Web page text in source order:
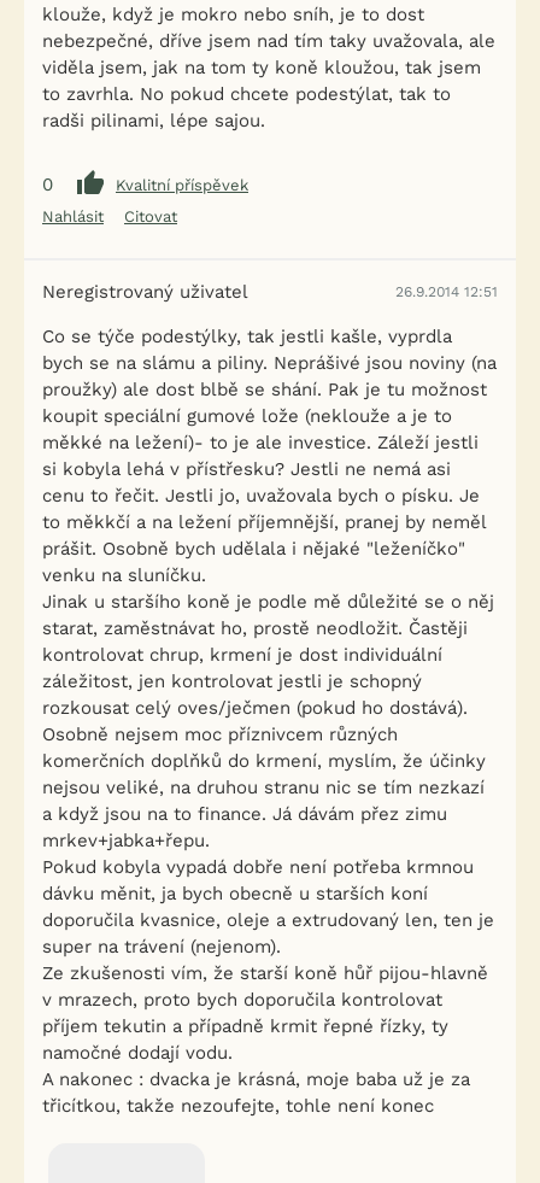
klouže, když je mokro nebo sníh, je to dost
nebezpečné, dříve jsem nad tím taky uvažovala, ale
viděla jsem, jak na tom ty koně kloužou, tak jsem
to zavrhla. No pokud chcete podestýlat, tak to
radši pilinami, lépe sajou.
0
Kvalitní příspěvek
Nahlásit
Citovat
Neregistrovaný uživatel 26.9.2014 12:51
Co se týče podestýlky, tak jestli kašle, vyprdla
bych se na slámu a piliny. Neprášivé jsou noviny (na
proužky) ale dost blbě se shání. Pak je tu možnost
koupit speciální gumové lože (neklouže a je to
měkké na ležení)- to je ale investice. Záleží jestli
si kobyla lehá v přístřesku? Jestli ne nemá asi
cenu to řečit. Jestli jo, uvažovala bych o písku. Je
to měkkčí a na ležení příjemnější, pranej by neměl
prášit. Osobně bych udělala i nějaké "leženíčko"
venku na sluníčku.
Jinak u staršího koně je podle mě důležité se o něj
starat, zaměstnávat ho, prostě neodložit. Častěji
kontrolovat chrup, krmení je dost individuální
záležitost, jen kontrolovat jestli je schopný
rozkousat celý oves/ječmen (pokud ho dostává).
Osobně nejsem moc příznivcem různých
komerčních doplňků do krmení, myslím, že účinky
nejsou veliké, na druhou stranu nic se tím nezkazí
a když jsou na to finance. Já dávám přez zimu
mrkev+jabka+řepu.
Pokud kobyla vypadá dobře není potřeba krmnou
dávku měnit, ja bych obecně u starších koní
doporučila kvasnice, oleje a extrudovaný len, ten je
super na trávení (nejenom).
Ze zkušenosti vím, že starší koně hůř pijou-hlavně
v mrazech, proto bych doporučila kontrolovat
příjem tekutin a případně krmit řepné řízky, ty
namočné dodají vodu.
A nakonec : dvacka je krásná, moje baba už je za
třicítkou, takže nezoufejte, tohle není konec